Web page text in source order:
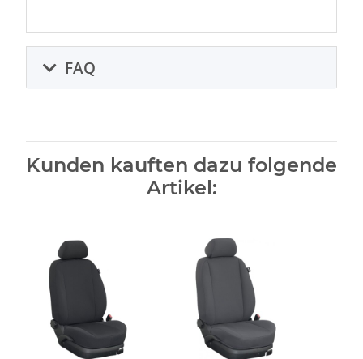
FAQ
Kunden kauften dazu folgende
Artikel: